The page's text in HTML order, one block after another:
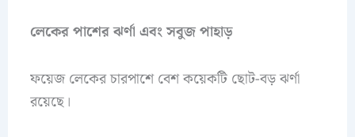
লেকের পাশের ঝর্ণা এবং সবুজ পাহাড়
ফয়েজ লেকের চারপাশে বেশ কয়েকটি ছোট-বড় ঝর্ণা
রয়েছে।